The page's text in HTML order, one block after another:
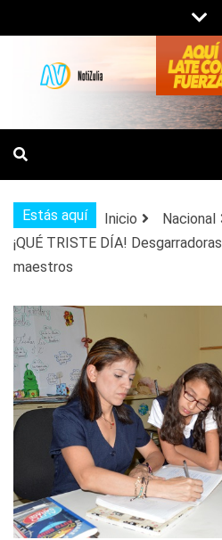
al
contenido
NOTICIAS DEL
DE
Estás aquí Inicio
Nacional
¡QUÉ TRISTE DÍA!
maestros